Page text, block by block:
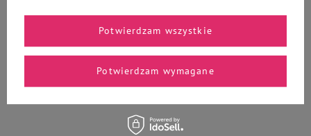
- +
Do koszyka
- +
Do koszyka
Potwierdzam wymagane
Potwierdzam wszystkie